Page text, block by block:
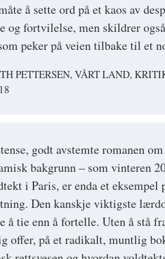
å sette ord på et kaos av
og fortvilelse, men skildrer
peker på veien tilbake til et
PETTERSEN, VÅRT LAND,
godt avstemte romanen
bakgrunn – som vinteren
i Paris, er enda et eksempel
Den kanskje viktigste
å tie enn å fortelle. Uten å stå
offer, på et radikalt, muntlig